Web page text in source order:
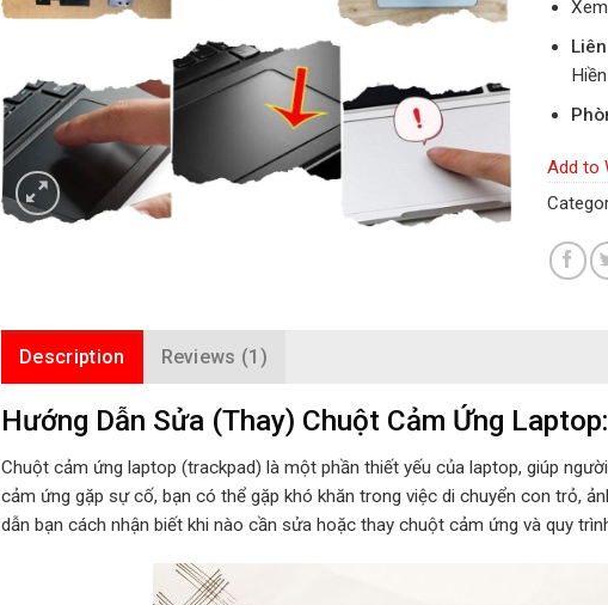
Add to
Description Reviews (1)
Hướng Dẫn Sửa (Thay) Chuột Cảm Ứng
Chuột cảm ứng laptop (trackpad) là một phần thiết yếu của laptop, giúp
cảm ứng gặp sự cố, bạn có thể gặp khó khăn trong việc di chuyển con trỏ,
dẫn bạn cách nhận biết khi nào cần sửa hoặc thay chuột cảm ứng và quy